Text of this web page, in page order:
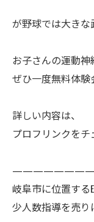
が野球では大き
お子さんの運動
ぜひ一度無料体験
詳しい内容は、
プロフリンクをチ
岐阜市に位置する
少人数指導を売り